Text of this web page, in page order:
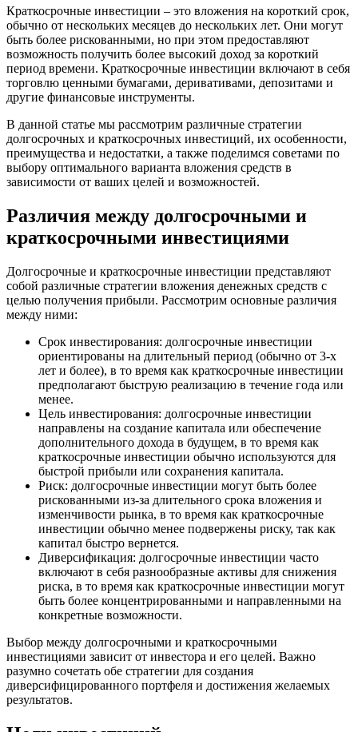
Краткосрочные инвестиции – это вложения на короткий срок,
обычно от нескольких месяцев до нескольких лет. Они могут
быть более рискованными, но при этом предоставляют
возможность получить более высокий доход за короткий
период времени. Краткосрочные инвестиции включают в себя
торговлю ценными бумагами, деривативами, депозитами и
другие финансовые инструменты.
В данной статье мы рассмотрим различные стратегии
долгосрочных и краткосрочных инвестиций, их особенности,
преимущества и недостатки, а также поделимся советами по
выбору оптимального варианта вложения средств в
зависимости от ваших целей и возможностей.
Различия между долгосрочными и
краткосрочными инвестициями
Долгосрочные и краткосрочные инвестиции представляют
собой различные стратегии вложения денежных средств с
целью получения прибыли. Рассмотрим основные различия
между ними:
Срок инвестирования: долгосрочные инвестиции
ориентированы на длительный период (обычно от 3-х
лет и более), в то время как краткосрочные инвестиции
предполагают быструю реализацию в течение года или
менее.
Цель инвестирования: долгосрочные инвестиции
направлены на создание капитала или обеспечение
дополнительного дохода в будущем, в то время как
краткосрочные инвестиции обычно используются для
быстрой прибыли или сохранения капитала.
Риск: долгосрочные инвестиции могут быть более
рискованными из-за длительного срока вложения и
изменчивости рынка, в то время как краткосрочные
инвестиции обычно менее подвержены риску, так как
капитал быстро вернется.
Диверсификация: долгосрочные инвестиции часто
включают в себя разнообразные активы для снижения
риска, в то время как краткосрочные инвестиции могут
быть более концентрированными и направленными на
конкретные возможности.
Выбор между долгосрочными и краткосрочными
инвестициями зависит от инвестора и его целей. Важно
разумно сочетать обе стратегии для создания
диверсифицированного портфеля и достижения желаемых
результатов.